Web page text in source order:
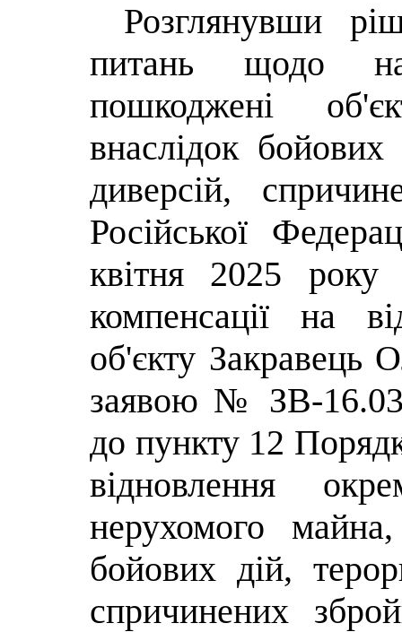
Розглянувши
питань щодо
пошкоджені
внаслідок бойових
диверсій,
Російської
квітня 2025
компенсації на
об'єкту Закравець
заявою № ЗВ-
до пункту 12
відновлення
нерухомого
бойових дій,
спричинених